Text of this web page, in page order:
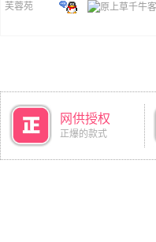
芙蓉苑
网供授权
正爆的款式